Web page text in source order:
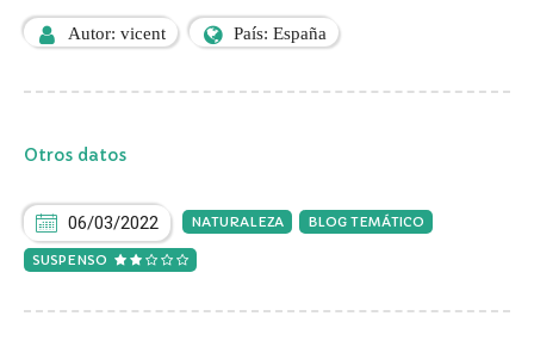
Autor: vicent País: España
Otros datos
06/03/2022 NATURALEZA BLOG TEMÁTICO
SUSPENSO